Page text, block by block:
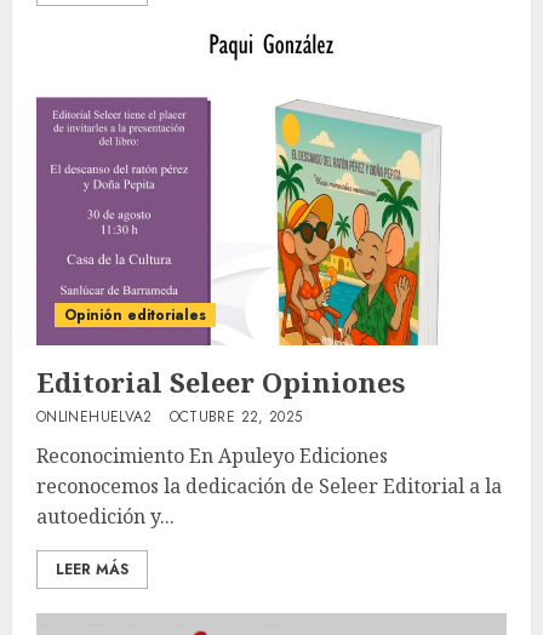
Opinión editoriales
Editorial Seleer Opiniones
ONLINEHUELVA2 OCTUBRE 22, 2025
Reconocimiento En Apuleyo Ediciones
reconocemos la dedicación de Seleer Editorial a la
autoedición y...
LEER MÁS